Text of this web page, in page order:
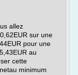
allez
sur une
pour une
au
cette
minimum